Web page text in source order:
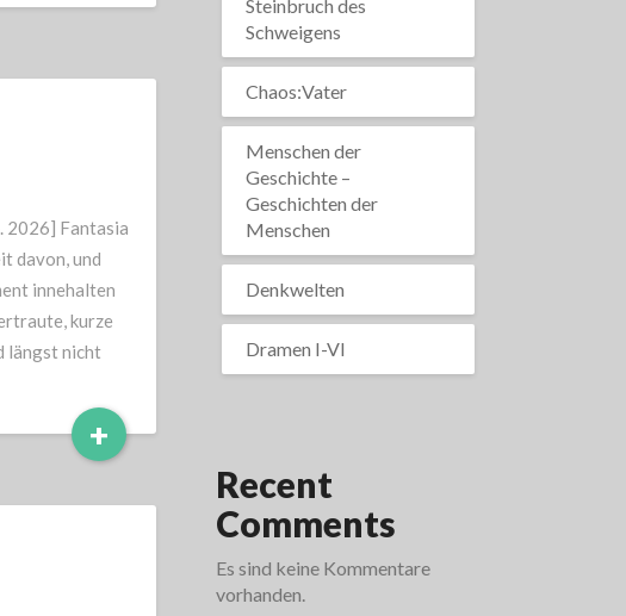
2026] Fantasia
davon, und
innehalten
kurze
längst nicht
+Read
More
Steinbruch des
Schweigens
Chaos:Vater
Menschen der
Geschichte –
Geschichten der
Menschen
Denkwelten
Dramen I-VI
Recent
Comments
Es sind keine Kommentare
vorhanden.